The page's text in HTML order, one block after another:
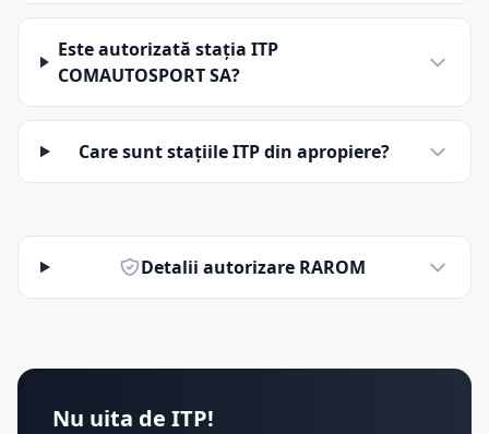
Este autorizată stația ITP
COMAUTOSPORT SA?
Care sunt stațiile ITP din apropiere?
Detalii autorizare RAROM
Nu uita de ITP!